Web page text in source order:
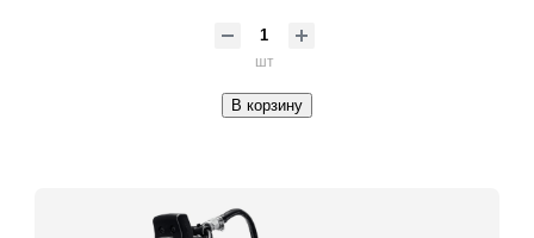
шт
В корзину